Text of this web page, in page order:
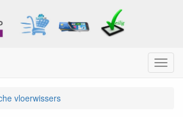
Menu
vloerwissers